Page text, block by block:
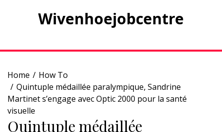
Wivenhoejobcentre
Home
How To
Quintuple médaillée paralympique, Sandrine
Martinet s’engage avec Optic 2000 pour la santé
visuelle
Quintuple médaillée